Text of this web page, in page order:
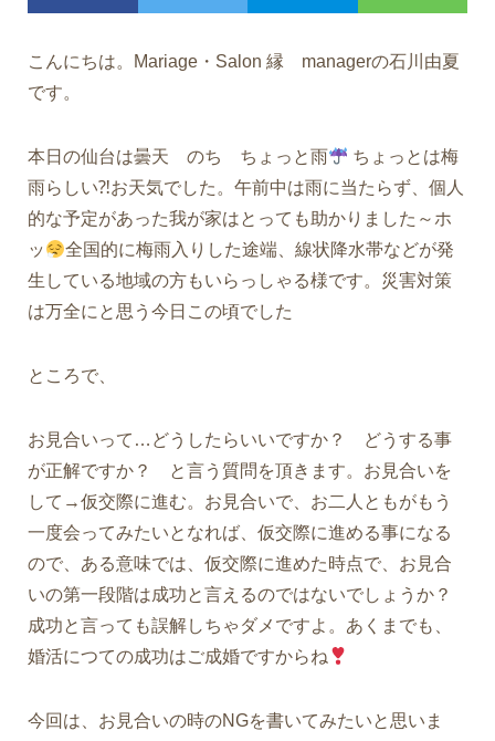
こんにちは。Mariage・Salon 縁 managerの石川由夏
です。
本日の仙台は曇天 のち ちょっと雨
ちょっとは梅
雨らしい⁈お天気でした。午前中は雨に当たらず、個人
的な予定があった我が家はとっても助かりました～ホ
ッ
全国的に梅雨入りした途端、線状降水帯などが発
生している地域の方もいらっしゃる様です。災害対策
は万全にと思う今日この頃でした
ところで、
お見合いって…どうしたらいいですか？ どうする事
が正解ですか？ と言う質問を頂きます。お見合いを
して→仮交際に進む。お見合いで、お二人ともがもう
一度会ってみたいとなれば、仮交際に進める事になる
ので、ある意味では、仮交際に進めた時点で、お見合
いの第一段階は成功と言えるのではないでしょうか？
成功と言っても誤解しちゃダメですよ。あくまでも、
婚活につての成功はご成婚ですからね
今回は、お見合いの時のNGを書いてみたいと思いま